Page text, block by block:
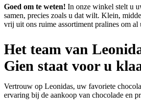
Goed om te weten! In onze winkel stelt u
samen, precies zoals u dat wilt. Klein,
vrij uit ons ruime assortiment pralines om
Het team van
Gien staat voor u
Vertrouw op Leonidas, uw favoriete
ervaring bij de aankoop van chocolade en